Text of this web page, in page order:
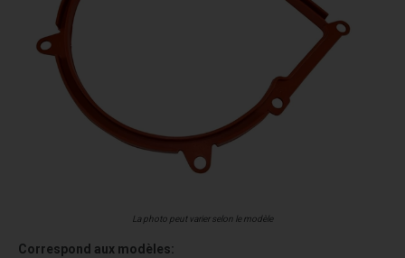
La photo peut varier selon le modèle
Correspond aux modèles: